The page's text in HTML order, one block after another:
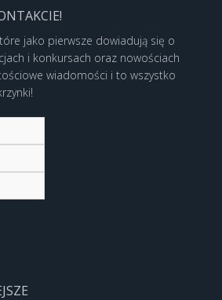
jako pierwsze dowiadują się o
i konkursach oraz nowościach
wiadomości i to wszystko